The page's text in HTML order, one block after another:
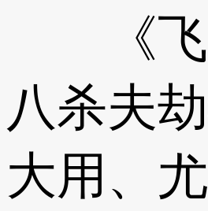
《飞虹
八杀夫
大用、